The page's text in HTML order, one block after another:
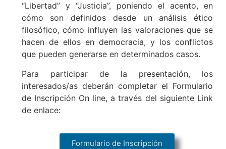
“Libertad” y “Justicia”, poniendo el acento, en
cómo son definidos desde un análisis ético
filosófico, cómo influyen las valoraciones que se
hacen de ellos en democracia, y los conflictos
que pueden generarse en determinados casos.
Para participar de la presentación, los
interesados/as deberán completar el Formulario
de Inscripción On line, a través del siguiente Link
de enlace:
Formulario de Inscripción